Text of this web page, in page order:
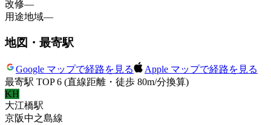
改修—
用途地域—
地図・最寄駅
Google マップで経路を見る
Apple マップで経路を見る
最寄駅 TOP 6 (直線距離・徒歩 80m/分換算)
KH
大江橋駅
京阪中之島線